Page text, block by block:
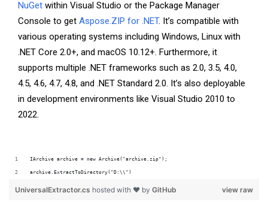
NuGet within Visual Studio or the Package Manager
Console to get Aspose.ZIP for .NET. It’s compatible with
various operating systems including Windows, Linux with
.NET Core 2.0+, and macOS 10.12+. Furthermore, it
supports multiple .NET frameworks such as 2.0, 3.5, 4.0,
4.5, 4.6, 4.7, 4.8, and .NET Standard 2.0. It’s also deployable
in development environments like Visual Studio 2010 to
2022.
IArchive archive = new Archive("archive.zip");
archive.ExtractToDirectory("D:\\")
view raw
UniversalExtractor.cs hosted with ❤ by GitHub